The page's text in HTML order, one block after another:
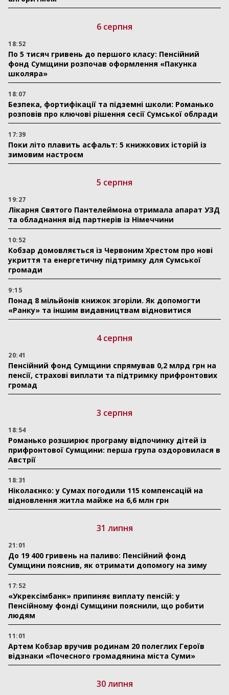
6 серпня
18:52
По 5 тисяч гривень до першого класу: Пенсійний
фонд Сумщини розпочав оформлення «Пакунка
школяра»
18:07
Безпека, фортифікації та підземні школи: Романько
розповів про ключові рішення сесії Сумської облради
17:39
Поки літо плавить асфальт: 5 книжкових історій із
зимовим настроєм
5 серпня
19:27
Лікарня Святого Пантелеймона отримала апарат УЗД
та обладнання від партнерів із Німеччини
10:52
Кобзар домовляється із Червоним Хрестом про нові
укриття та енергетичну підтримку для Сумської
громади
9:15
Понад 8 мільйонів книжок згоріли. Як допомогти
«Ранку» та іншим видавництвам відновитися
4 серпня
20:41
Пенсійний фонд Сумщини спрямував 0,2 млрд грн на
пенсії, страхові виплати та підтримку прифронтових
громад
3 серпня
18:54
Романько розширює програму відпочинку дітей із
прифронтової Сумщини: перша група оздоровилася в
Австрії
18:31
Ніколаєнко: у Сумах погодили 115 компенсацій на
відновлення житла майже на 6,6 млн грн
31 липня
21:01
До 19 400 гривень на паливо: Пенсійний фонд
Сумщини пояснив, як отримати допомогу на зиму
17:52
«Укрексімбанк» припиняє виплату пенсій: у
Пенсійному фонді Сумщини пояснили, що робити
людям
11:01
Артем Кобзар вручив родинам 20 полеглих Героїв
відзнаки «Почесного громадянина міста Суми»
30 липня